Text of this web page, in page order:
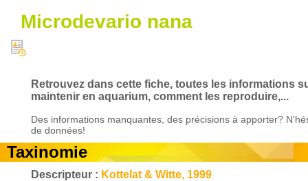
Microdevario nana
Retrouvez dans cette fiche, toutes les informations
maintenir en aquarium, comment les reproduire,...
Des informations manquantes, des précisions à apporter?
de données!
Taxinomie
Descripteur : Kottelat & Witte, 1999